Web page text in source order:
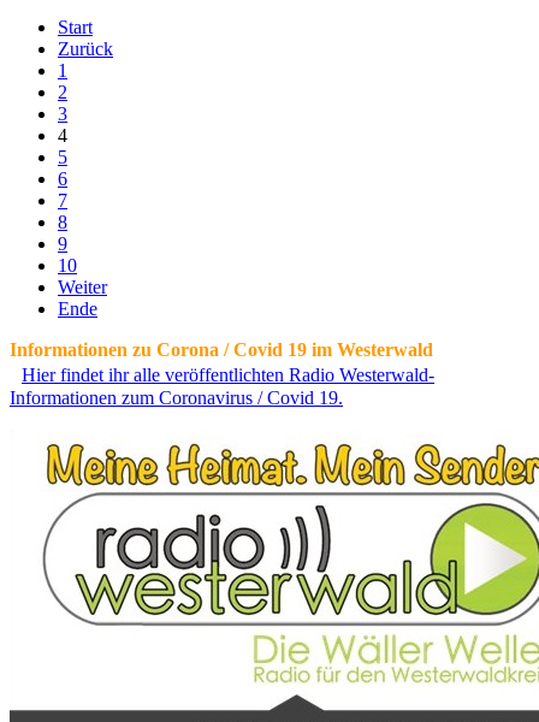
Start
Zurück
1
2
3
4
5
6
7
8
9
10
Weiter
Ende
Informationen zu Corona / Covid 19 im Westerwald
Hier findet ihr alle veröffentlichten Radio Westerwald-
Informationen zum Coronavirus / Covid 19.